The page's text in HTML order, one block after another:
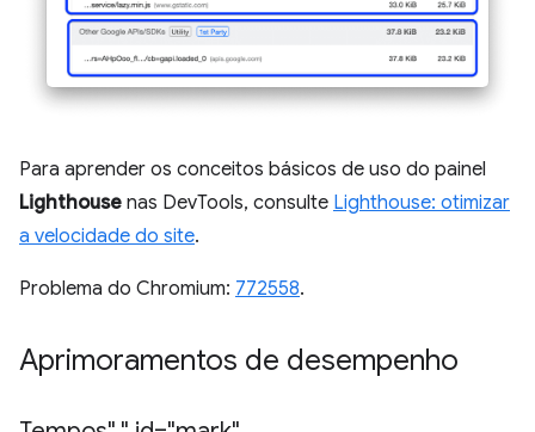
Para aprender os conceitos básicos de uso do painel
Lighthouse nas DevTools, consulte Lighthouse: otimizar
a velocidade do site.
Problema do Chromium: 772558.
Aprimoramentos de desempenho